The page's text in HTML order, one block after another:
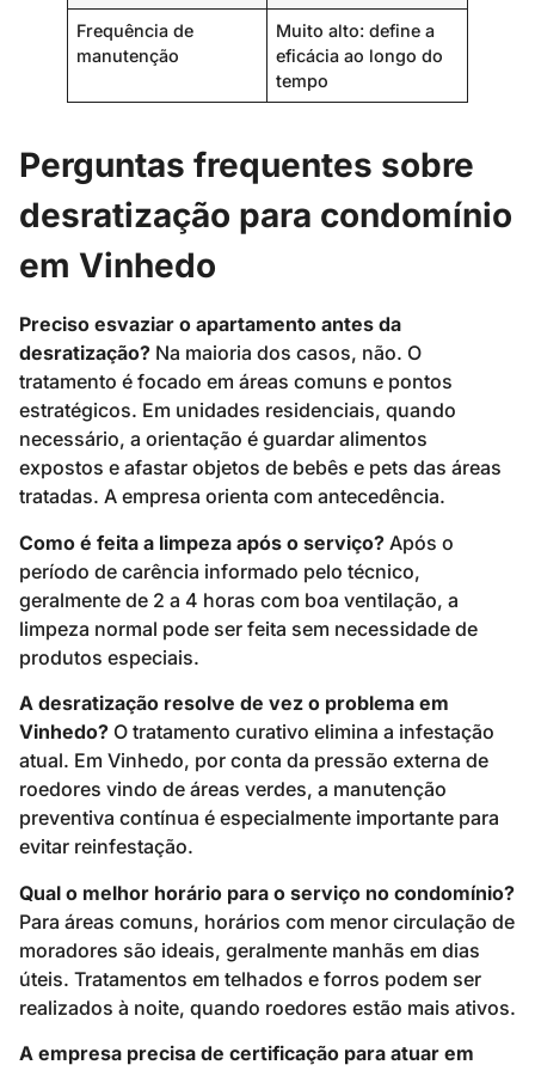
Frequência de
manutenção
Muito alto: define a
eficácia ao longo do
tempo
Perguntas frequentes sobre
desratização para condomínio
em Vinhedo
Preciso esvaziar o apartamento antes da
desratização? Na maioria dos casos, não. O
tratamento é focado em áreas comuns e pontos
estratégicos. Em unidades residenciais, quando
necessário, a orientação é guardar alimentos
expostos e afastar objetos de bebês e pets das áreas
tratadas. A empresa orienta com antecedência.
Como é feita a limpeza após o serviço? Após o
período de carência informado pelo técnico,
geralmente de 2 a 4 horas com boa ventilação, a
limpeza normal pode ser feita sem necessidade de
produtos especiais.
A desratização resolve de vez o problema em
Vinhedo? O tratamento curativo elimina a infestação
atual. Em Vinhedo, por conta da pressão externa de
roedores vindo de áreas verdes, a manutenção
preventiva contínua é especialmente importante para
evitar reinfestação.
Qual o melhor horário para o serviço no condomínio?
Para áreas comuns, horários com menor circulação de
moradores são ideais, geralmente manhãs em dias
úteis. Tratamentos em telhados e forros podem ser
realizados à noite, quando roedores estão mais ativos.
A empresa precisa de certificação para atuar em